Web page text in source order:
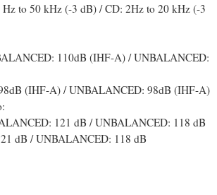
Hz to 50 kHz (-3 dB) / CD: 2Hz to 20 kHz (-3
110dB (IHF-A) / UNBALANCED:
(IHF-A) / UNBALANCED: 98dB (IHF-A)
121 dB / UNBALANCED: 118 dB
dB / UNBALANCED: 118 dB